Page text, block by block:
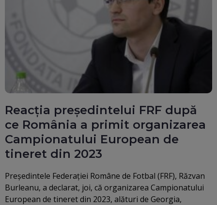
Reacția președintelui FRF după
ce România a primit organizarea
Campionatului European de
tineret din 2023
Preşedintele Federaţiei Române de Fotbal (FRF), Răzvan
Burleanu, a declarat, joi, că organizarea Campionatului
European de tineret din 2023, alături de Georgia,